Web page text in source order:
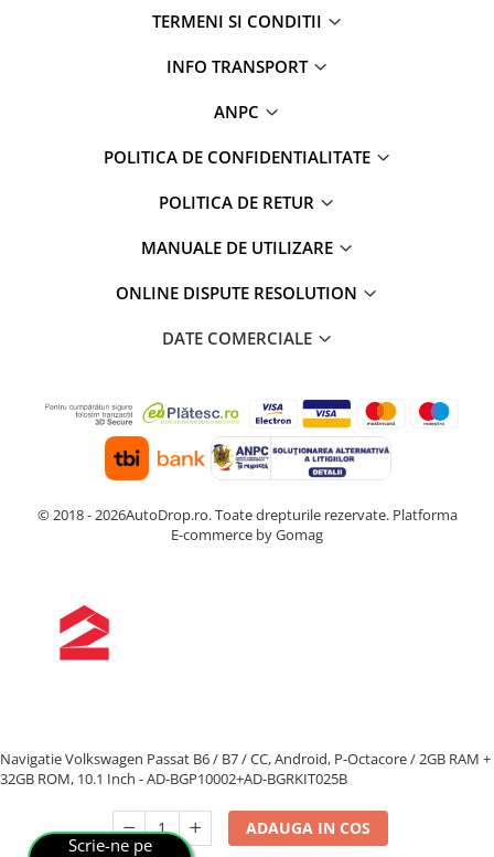
TERMENI SI CONDITII
INFO TRANSPORT
ANPC
POLITICA DE CONFIDENTIALITATE
POLITICA DE RETUR
MANUALE DE UTILIZARE
ONLINE DISPUTE RESOLUTION
DATE COMERCIALE
© 2018 - 2026AutoDrop.ro. Toate drepturile rezervate. Platforma
E-commerce by Gomag
Scrie-ne pe
Navigatie Volkswagen Passat B6 / B7 / CC, Android, P-Octacore / 2GB RAM +
32GB ROM, 10.1 Inch - AD-BGP10002+AD-BGRKIT025B
ADAUGA IN COS